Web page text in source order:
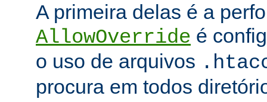
A primeira delas é a
AllowOverride é
o uso de arquivos
procura em todos